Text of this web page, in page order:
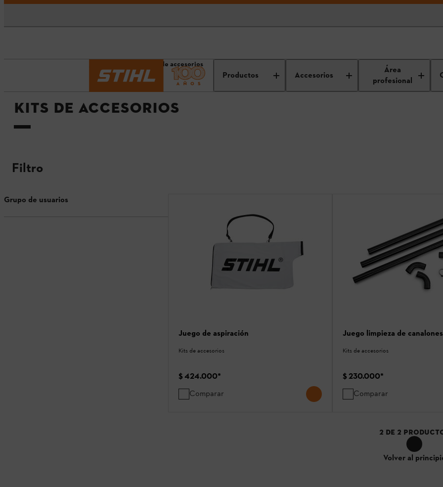
Productos Accesorios
Área
profesional
Kits de accesorios
KITS DE ACCESORIOS
Filtro
Grupo de usuarios
Juego de aspiración
Kits de accesorios
$ 424.000*
Comparar
Juego limpieza de canalones
Kits de accesorios
$ 230.000*
Comparar
2 DE 2
Volver al